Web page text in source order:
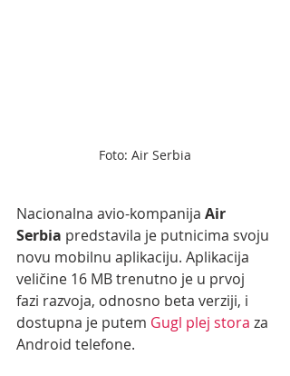
Foto: Air Serbia
Nacionalna avio-kompanija Air
Serbia predstavila je putnicima svoju
novu mobilnu aplikaciju. Aplikacija
veličine 16 MB trenutno je u prvoj
fazi razvoja, odnosno beta verziji, i
dostupna je putem Gugl plej stora za
Android telefone.